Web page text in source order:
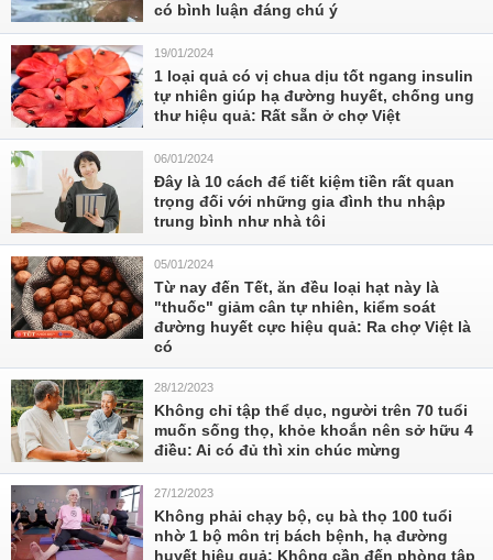
có bình luận đáng chú ý
19/01/2024
1 loại quả có vị chua dịu tốt ngang insulin
tự nhiên giúp hạ đường huyết, chống ung
thư hiệu quả: Rất sẵn ở chợ Việt
06/01/2024
Đây là 10 cách để tiết kiệm tiền rất quan
trọng đối với những gia đình thu nhập
trung bình như nhà tôi
05/01/2024
Từ nay đến Tết, ăn đều loại hạt này là
"thuốc" giảm cân tự nhiên, kiểm soát
đường huyết cực hiệu quả: Ra chợ Việt là
có
28/12/2023
Không chỉ tập thể dục, người trên 70 tuổi
muốn sống thọ, khỏe khoắn nên sở hữu 4
điều: Ai có đủ thì xin chúc mừng
27/12/2023
Không phải chạy bộ, cụ bà thọ 100 tuổi
nhờ 1 bộ môn trị bách bệnh, hạ đường
huyết hiệu quả: Không cần đến phòng tập